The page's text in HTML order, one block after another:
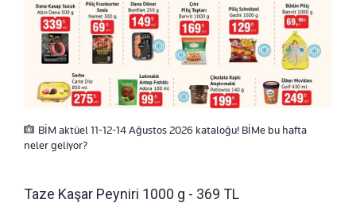
BİM aktüel 11-12-14 Ağustos 2026 kataloğu! BİMe bu hafta
neler geliyor?
Taze Kaşar Peyniri 1000 g - 369 TL